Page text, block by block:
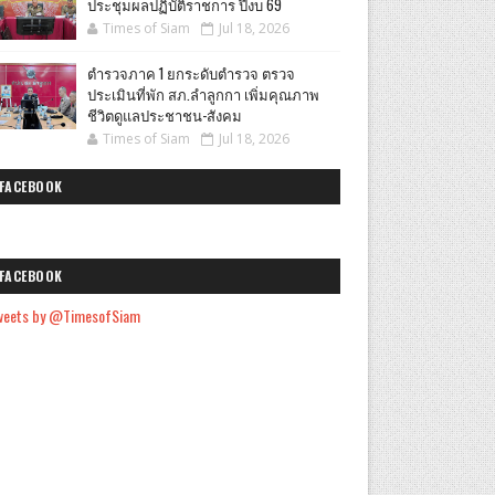
ประชุมผลปฏิบัติราชการ ปีงบ 69
Times of Siam Jul 18, 2026
ตำรวจภาค 1 ยกระดับตำรวจ ตรวจ
ประเมินที่พัก สภ.ลำลูกกา เพิ่มคุณภาพ
ชีวิตดูแลประชาชน-สังคม
Times of Siam Jul 18, 2026
by @TimesofSiam